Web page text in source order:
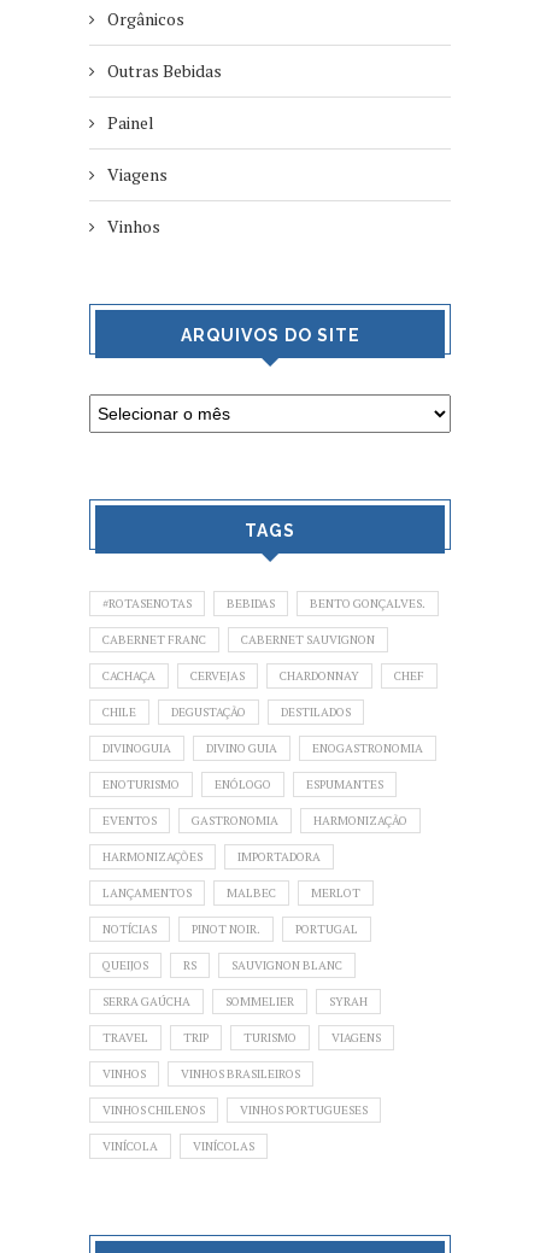
Orgânicos
Outras Bebidas
Painel
Viagens
Vinhos
ARQUIVOS DO SITE
TAGS
#ROTASENOTAS BEBIDAS BENTO GONÇALVES.
CABERNET FRANC CABERNET SAUVIGNON
CACHAÇA CERVEJAS CHARDONNAY CHEF
CHILE DEGUSTAÇÃO DESTILADOS
DIVINOGUIA DIVINO GUIA ENOGASTRONOMIA
ENOTURISMO ENÓLOGO ESPUMANTES
EVENTOS GASTRONOMIA HARMONIZAÇÃO
HARMONIZAÇÕES IMPORTADORA
LANÇAMENTOS MALBEC MERLOT
NOTÍCIAS PINOT NOIR. PORTUGAL
QUEIJOS RS SAUVIGNON BLANC
SERRA GAÚCHA SOMMELIER SYRAH
TRAVEL TRIP TURISMO VIAGENS
VINHOS VINHOS BRASILEIROS
VINHOS CHILENOS VINHOS PORTUGUESES
VINÍCOLA VINÍCOLAS